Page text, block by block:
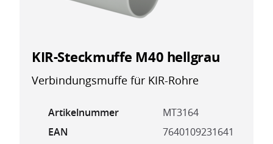
KIR-Steckmuffe M40 hellgrau
Verbindungsmuffe für KIR-Rohre
Artikelnummer
MT3164
EAN
7640109231641